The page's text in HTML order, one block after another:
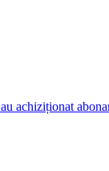
achiziționat